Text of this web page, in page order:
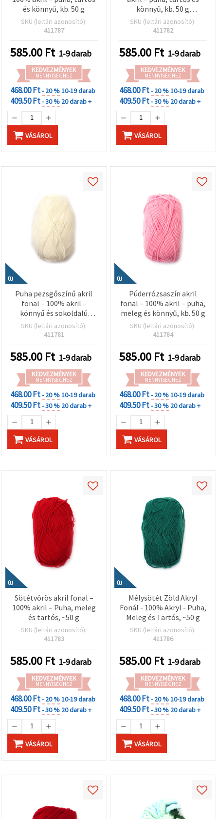
és könnyű, kb. 50 g
SKU (leltári azonosító):
411787
585.00 Ft 1-9 darab
KEDVEZMÉNYEK
MENNYISÉGHEZ
468.00 Ft- 20 %10-19 darab
409.50 Ft- 30 % 20 darab +
VÁSÁROL
könnyű, kb. 50 g
(kötéshez, horgoláshoz)
SKU (leltári azonosító):
411782
585.00 Ft 1-9 darab
KEDVEZMÉNYEK
MENNYISÉGHEZ
468.00 Ft- 20 %10-19 darab
409.50 Ft- 30 % 20 darab +
VÁSÁROL
ÚJ
Puha pezsgőszínű akril
fonal – 100% akril –
könnyű és sokoldalú
kötéshez-horgoláshoz,
~50 g
SKU (leltári azonosító):
411781
585.00 Ft 1-9 darab
KEDVEZMÉNYEK
MENNYISÉGHEZ
468.00 Ft- 20 %10-19 darab
409.50 Ft- 30 % 20 darab +
VÁSÁROL
ÚJ
Púderrózsaszín akril
fonal – 100% akril – puha,
meleg és könnyű, kb. 50 g
SKU (leltári azonosító):
411784
585.00 Ft 1-9 darab
KEDVEZMÉNYEK
MENNYISÉGHEZ
468.00 Ft- 20 %10-19 darab
409.50 Ft- 30 % 20 darab +
VÁSÁROL
ÚJ
Sötétvörös akril fonal –
100% akril – Puha, meleg
és tartós, ~50 g
SKU (leltári azonosító):
411783
585.00 Ft 1-9 darab
KEDVEZMÉNYEK
MENNYISÉGHEZ
468.00 Ft- 20 %10-19 darab
409.50 Ft- 30 % 20 darab +
VÁSÁROL
ÚJ
Mélysötét Zöld Akryl
Fonál - 100% Akryl - Puha,
Meleg és Tartós, ~50 g
SKU (leltári azonosító):
411786
585.00 Ft 1-9 darab
KEDVEZMÉNYEK
MENNYISÉGHEZ
468.00 Ft- 20 %10-19 darab
409.50 Ft- 30 % 20 darab +
VÁSÁROL